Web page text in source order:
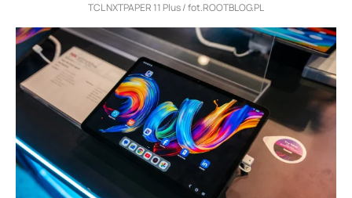
TCL NXTPAPER 11 Plus / fot.ROOTBLOG.PL